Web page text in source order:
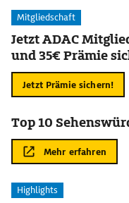
Mitgliedschaft
Jetzt ADAC
und 35€ Prämie
Jetzt Prämie sichern!
Top 10
Mehr erfahren
Highlights